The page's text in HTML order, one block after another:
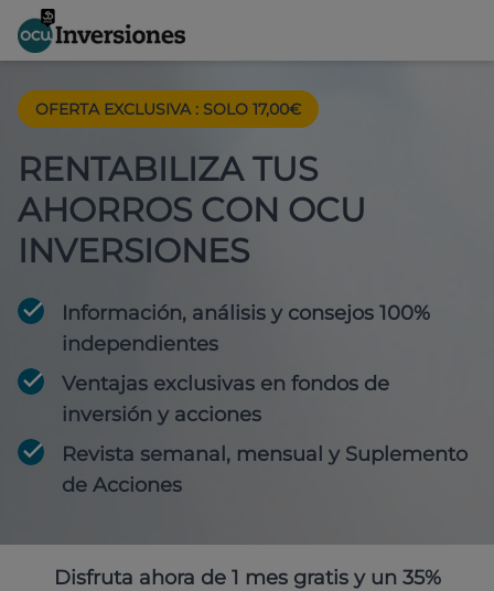
OFERTA EXCLUSIVA : SOLO 17,00€
RENTABILIZA TUS
AHORROS CON OCU
INVERSIONES
Información, análisis y consejos 100%
independientes
Ventajas exclusivas en fondos de
inversión y acciones
Revista semanal, mensual y Suplemento
de Acciones
Disfruta ahora de 1 mes gratis y un 35%